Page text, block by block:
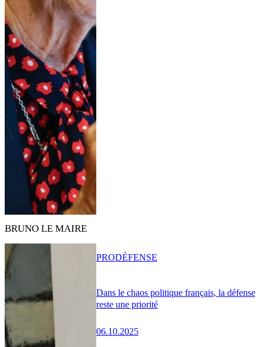
BRUNO LE MAIRE
Dans le chaos politique français, la défense
reste une priorité
06.10.2025
PRODÉFENSE